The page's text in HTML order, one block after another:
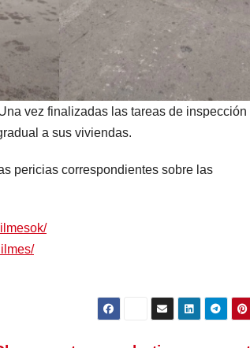
vez finalizadas las tareas de inspección
a sus viviendas.
pericias correspondientes sobre las